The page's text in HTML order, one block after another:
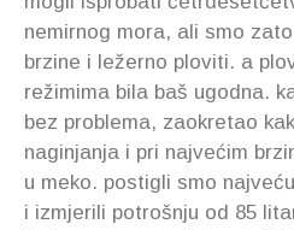
nemirnog mora, ali smo
brzine i ležerno ploviti. a
režimima bila baš ugodna.
bez problema, zaokretao
naginjanja i pri najvećim
u meko. postigli smo
i izmjerili potrošnju od 85